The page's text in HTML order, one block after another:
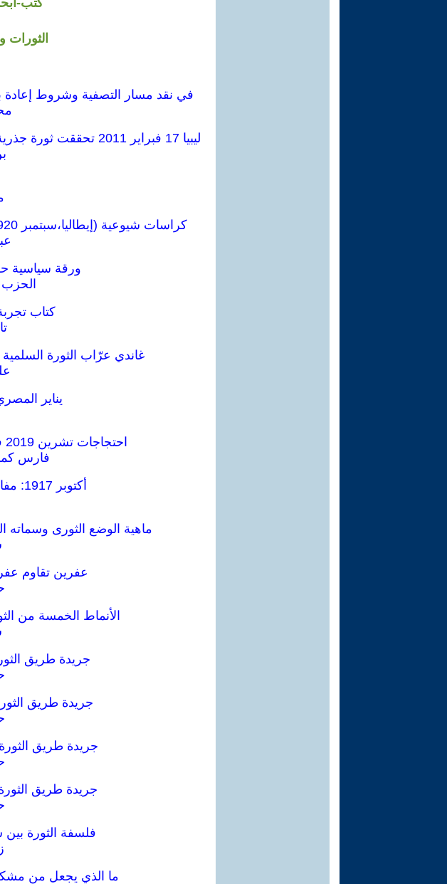
كتب-
الثورات
في نقد مسار التصفية وشروط إعادة
ليبيا 17 فبراير 2011 تحققت ثورة جذرية وبينت أهمية النظرية والتنظيم لإتمام مهامها النهائية
كراسات شيوعية (إيطاليا،سبتمبر 1920: وإحتلال المصانع) دائرة ليون تروتسكى.فرنسا.
ورقة سياسية
كتاب
غاندي عرّاب الثورة
يناير
احتجاجات تشرين 2019 في العراق من منظور المشاركين فيها
فارس
أكتوبر 1917: مفارقة انتصار -البلشفية القديمة-
ماهية الوضع الثورى وسماته
عفرين تقاوم
الأنماط الخمسة من
جريدة طريق الثورة، العدد
جريدة طريق الثورة، العدد 47،
جريدة طريق الثورة، العدد 48،
جريدة طريق الثورة، العدد 50،
فلسفة الثورة
ما الذي يجعل من